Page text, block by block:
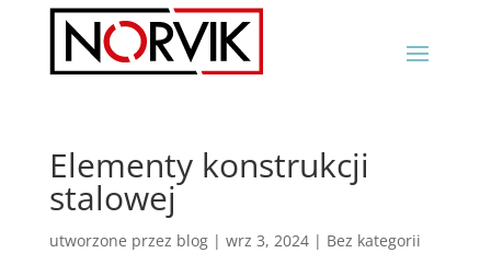
Elementy konstrukcji
stalowej
utworzone przez blog| wrz 3, 2024| Bez kategorii